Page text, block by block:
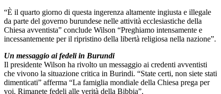
“È il quarto giorno di questa ingerenza altamente ingiusta e illegale
da parte del governo burundese nelle attività ecclesiastiche della
Chiesa avventista” conclude Wilson “Preghiamo intensamente e
incessantemente per il ripristino della libertà religiosa nella nazione”.
Un messaggio ai fedeli in Burundi
Il presidente Wilson ha rivolto un messaggio ai credenti avventisti
che vivono la situazione critica in Burindi. “State certi, non siete stati
dimenticati” afferma “La famiglia mondiale della Chiesa prega per
voi. Rimanete fedeli alle verità della Bibbia”.